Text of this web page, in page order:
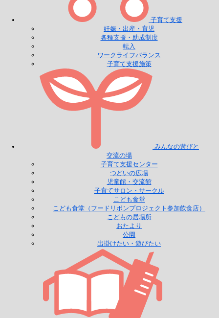
子育て支援
妊娠・出産・育児
各種支援・助成制度
転入
ワークライフバランス
子育て支援施策
みんなの遊びと
交流の場
子育て支援センター
つどいの広場
児童館・交流館
子育てサロン・サークル
こども食堂
こども食堂（フードリボンプロジェクト参加飲食店）
こどもの居場所
おたより
公園
出掛けたい・遊びたい